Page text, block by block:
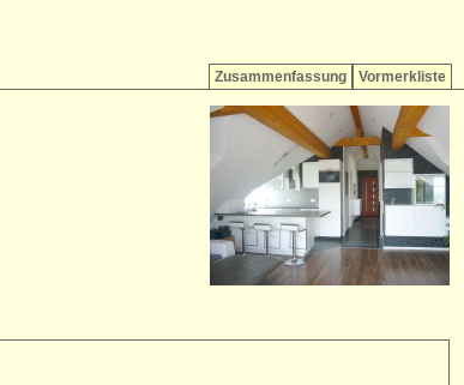
Vormerkliste
Zusammenfassung